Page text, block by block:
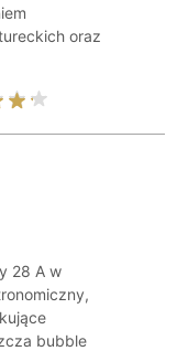
oraz
28 A w
bubble